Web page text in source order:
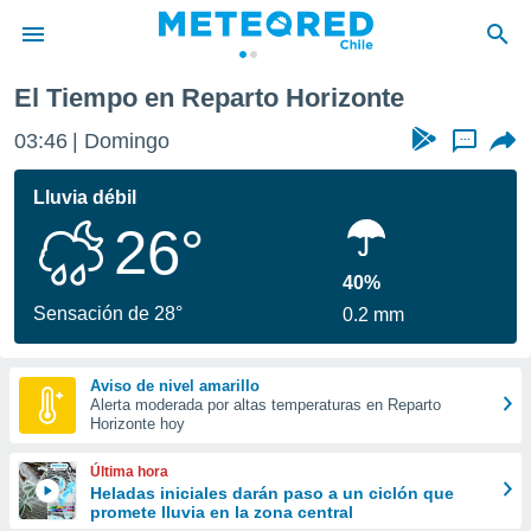
de
por
se
calidad.
a este
las
y
forma
digital
basada
El Tiempo en Reparto Horizonte
03:46 Domingo ...
Lluvia débil
26°
Sensación de 28°
40%
0.2 mm
Aviso de nivel amarillo
Alerta moderada por altas temperaturas en Reparto
Horizonte hoy
Última hora
Heladas iniciales darán paso a un ciclón que
promete lluvia en la zona central